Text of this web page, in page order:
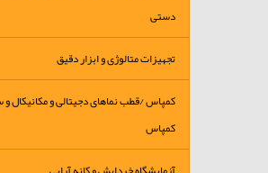
دستی
تجهیزات متالوژی و ابزار دقیق
کمپاس /قطب نماهای دجیتالی و مکانیکال و
کمپاس